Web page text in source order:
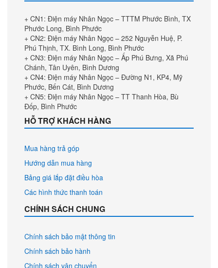
+ CN1: Điện máy Nhân Ngọc – TTTM Phước Bình, TX
Phước Long, Bình Phước
+ CN2: Điện máy Nhân Ngọc – 252 Nguyễn Huệ, P.
Phú Thịnh, TX. Bình Long, Bình Phước
+ CN3: Điện máy Nhân Ngọc – Ấp Phú Bưng, Xã Phú
Chánh, Tân Uyên, Bình Dương
+ CN4: Điện máy Nhân Ngọc – Đường N1, KP4, Mỹ
Phước, Bến Cát, Bình Dương
+ CN5: Điện máy Nhân Ngọc – TT Thanh Hòa, Bù
Đốp, Bình Phước
HỖ TRỢ KHÁCH HÀNG
Mua hàng trả góp
Hướng dẫn mua hàng
Bảng giá lắp đặt điều hòa
Các hình thức thanh toán
CHÍNH SÁCH CHUNG
Chính sách bảo mật thông tin
Chính sách bảo hành
Chính sách vận chuyển